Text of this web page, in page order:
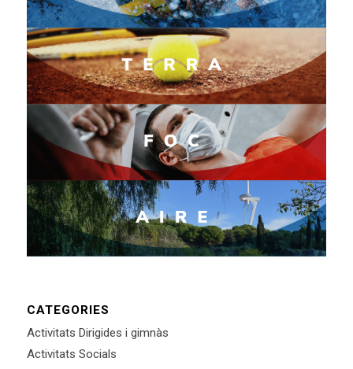
CATEGORIES
Activitats Dirigides i gimnàs
Activitats Socials